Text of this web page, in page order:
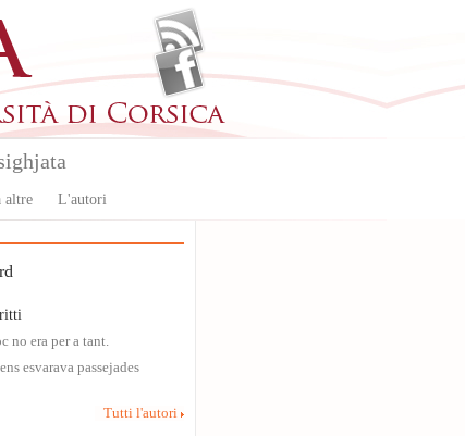
altre L'autori
no era per a tant.
esvarava passejades
Tutti l'autori